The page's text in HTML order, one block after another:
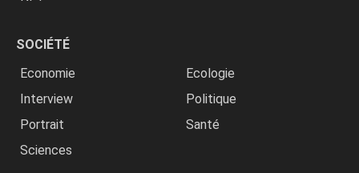
SOCIÉTÉ
Economie
Ecologie
Interview
Politique
Portrait
Santé
Sciences